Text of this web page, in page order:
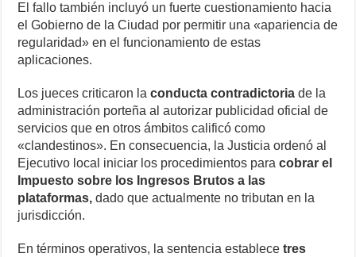
El fallo también incluyó un fuerte cuestionamiento hacia
el Gobierno de la Ciudad por permitir una «apariencia de
regularidad» en el funcionamiento de estas
aplicaciones.
Los jueces criticaron laconducta contradictoria de la
administración porteña al autorizar publicidad oficial de
servicios que en otros ámbitos calificó como
«clandestinos». En consecuencia, la Justicia ordenó al
Ejecutivo local iniciar los procedimientos paracobrar el
Impuesto sobre los Ingresos Brutos a las
plataformas, dado que actualmente no tributan en la
jurisdicción.
En términos operativos, la sentencia establecetres